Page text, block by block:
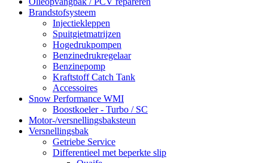
Brandstofsysteem
Injectiekleppen
Spuitgietmatrijzen
Hogedrukpompen
Benzinedrukregelaar
Benzinepomp
Kraftstoff Catch Tank
Accessoires
Snow Performance WMI
Boostkoeler - Turbo / SC
Motor-/versnellingsbaksteun
Versnellingsbak
Getriebe Service
Differentieel met beperkte slip